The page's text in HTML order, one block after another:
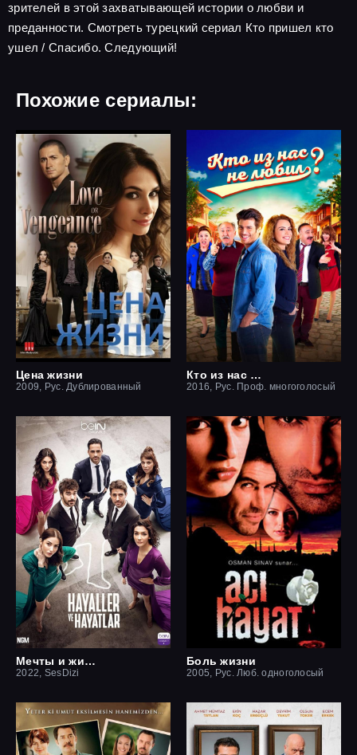
зрителей в этой захватывающей истории о любви и
преданности. Смотреть турецкий сериал Кто пришел кто
ушел / Спасибо. Следующий!
Похожие сериалы:
Цена жизни
2009, Рус. Дублированный
Кто из нас не любил?
2016, Рус. Проф. многоголосый
Мечты и жизни
2022, SesDizi
Боль жизни
2005, Рус. Люб. одноголосый